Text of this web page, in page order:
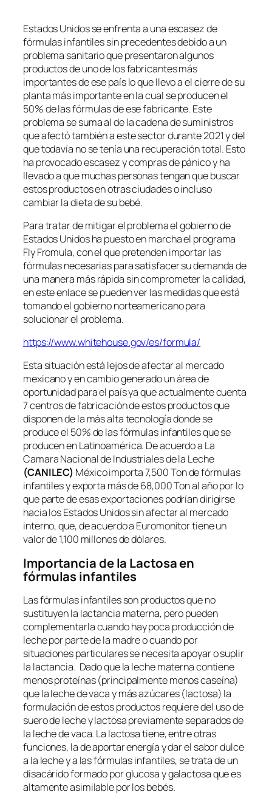
Estados Unidos se enfrenta a una escasez de
fórmulas infantiles sin precedentes debido a un
problema sanitario que presentaron algunos
productos de uno de los fabricantes más
importantes de ese país lo que llevo a el cierre de su
planta más importante en la cual se producen el
50% de las fórmulas de ese fabricante. Este
problema se suma al de la cadena de suministros
que afectó también a este sector durante 2021 y del
que todavía no se tenía una recuperación total. Esto
ha provocado escasez y compras de pánico y ha
llevado a que muchas personas tengan que buscar
estos productos en otras ciudades o incluso
cambiar la dieta de su bebé.
Para tratar de mitigar el problema el gobierno de
Estados Unidos ha puesto en marcha el programa
Fly Fromula, con el que pretenden importar las
fórmulas necesarias para satisfacer su demanda de
una manera más rápida sin comprometer la calidad,
en este enlace se pueden ver las medidas que está
tomando el gobierno norteamericano para
solucionar el problema.
https://www.whitehouse.gov/es/formula/
Esta situación está lejos de afectar al mercado
mexicano y en cambio generado un área de
oportunidad para el país ya que actualmente cuenta
7 centros de fabricación de estos productos que
disponen de la más alta tecnología donde se
produce el 50% de las fórmulas infantiles que se
producen en Latinoamérica. De acuerdo a La
Camara Nacional de Industriales de la Leche
(CANILEC) México importa 7,500 Ton de fórmulas
infantiles y exporta más de 68,000 Ton al año por lo
que parte de esas exportaciones podrían dirigirse
hacia los Estados Unidos sin afectar al mercado
interno, que, de acuerdo a Euromonitor tiene un
valor de 1,100 millones de dólares.
Importancia de la Lactosa en
fórmulas infantiles
Las fórmulas infantiles son productos que no
sustituyen la lactancia materna, pero pueden
complementarla cuando hay poca producción de
leche por parte de la madre o cuando por
situaciones particulares se necesita apoyar o suplir
la lactancia. Dado que la leche materna contiene
menos proteínas (principalmente menos caseína)
que la leche de vaca y más azúcares (lactosa) la
formulación de estos productos requiere del uso de
suero de leche y lactosa previamente separados de
la leche de vaca. La lactosa tiene, entre otras
funciones, la de aportar energía y dar el sabor dulce
a la leche y a las fórmulas infantiles, se trata de un
disacárido formado por glucosa y galactosa que es
altamente asimilable por los bebés.